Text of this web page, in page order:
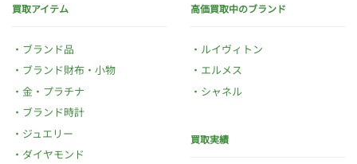
買取アイテム
ブランド品
ブランド財布・小物
金・プラチナ
ブランド時計
ジュエリー
ダイヤモンド
高価買取中のブランド
ルイヴィトン
エルメス
シャネル
買取実績